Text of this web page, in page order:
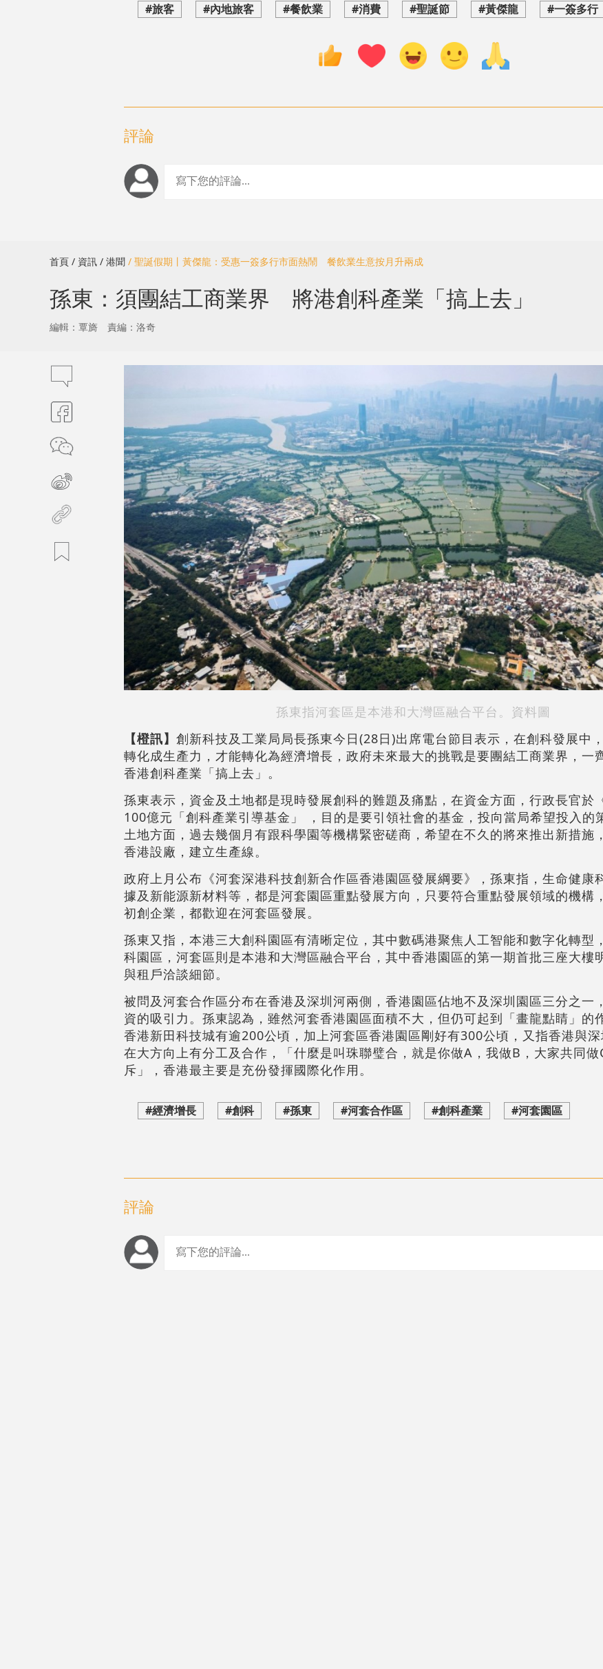
#旅客 #內地旅客 #餐飲業 #消費 #聖誕節 #黃傑龍 #一簽多行
評論
首頁 / 資訊 / 港聞 / 聖誕假期丨黃傑龍：受惠一簽多行市面熱鬧 餐飲業生意按月升兩成
孫東：須團結工商業界 將港創科產業「搞上去」
編輯：覃旖 責編：洛奇
孫東指河套區是本港和大灣區融合平台。資料圖
【橙訊】 創新科技及工業局局長孫東今日(28日)出席電台節目表示，在創科發展中
轉化成生產力，才能轉化為經濟增長，政府未來最大的挑戰是要團結工商業界，一
香港創科產業「搞上去」。
孫東表示，資金及土地都是現時發展創科的難題及痛點，在資金方面，行政長官於
100億元「創科產業引導基金」 ，目的是要引領社會的基金，投向當局希望投入的
土地方面，過去幾個月有跟科學園等機構緊密磋商，希望在不久的將來推出新措施
香港設廠，建立生產線。
政府上月公布《河套深港科技創新合作區香港園區發展綱要》，孫東指，生命健康
據及新能源新材料等，都是河套園區重點發展方向，只要符合重點發展領域的機構
初創企業，都歡迎在河套區發展。
孫東又指，本港三大創科園區有清晰定位，其中數碼港聚焦人工智能和數字化轉型
科園區，河套區則是本港和大灣區融合平台，其中香港園區的第一期首批三座大樓
與租戶洽談細節。
被問及河套合作區分布在香港及深圳河兩側，香港園區佔地不及深圳園區三分之一
資的吸引力。孫東認為，雖然河套香港園區面積不大，但仍可起到「畫龍點睛」的
香港新田科技城有逾200公頃，加上河套區香港園區剛好有300公頃，又指香港與深
在大方向上有分工及合作，「什麼是叫珠聯璧合，就是你做A，我做B，大家共同做
斥」，香港最主要是充份發揮國際化作用。
#經濟增長 #創科 #孫東 #河套合作區 #創科產業 #河套園區
評論